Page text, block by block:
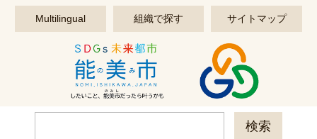
このページの本文へ移動する
Multilingual 組織で探す サイトマップ